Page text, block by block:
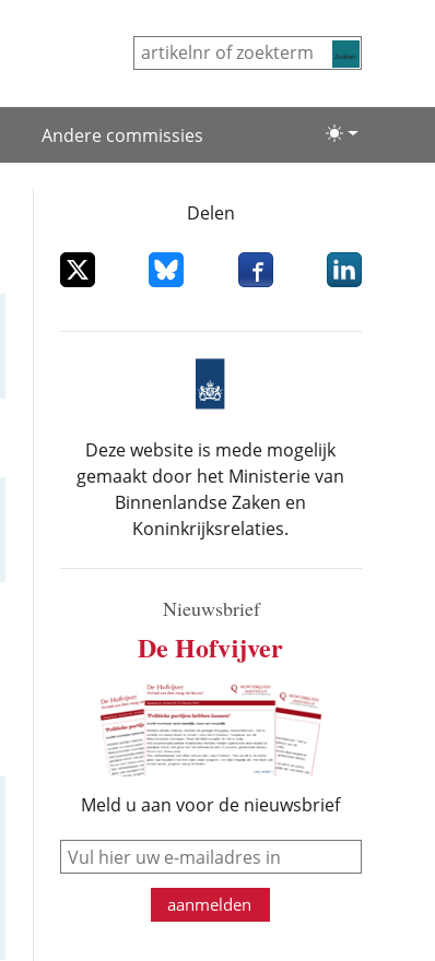
Lichte/
Andere commissies
Delen
Deel dit item op XDeel dit item op Bluesky
Deel dit item op
Deel dit
Deze website is mede mogelijk
gemaakt door het Ministerie van
Binnenlandse Zaken en
Koninkrijksrelaties.
Nieuwsbrief
De Hofvijver
Meld u aan voor de nieuwsbrief
e-mail
aanmelden